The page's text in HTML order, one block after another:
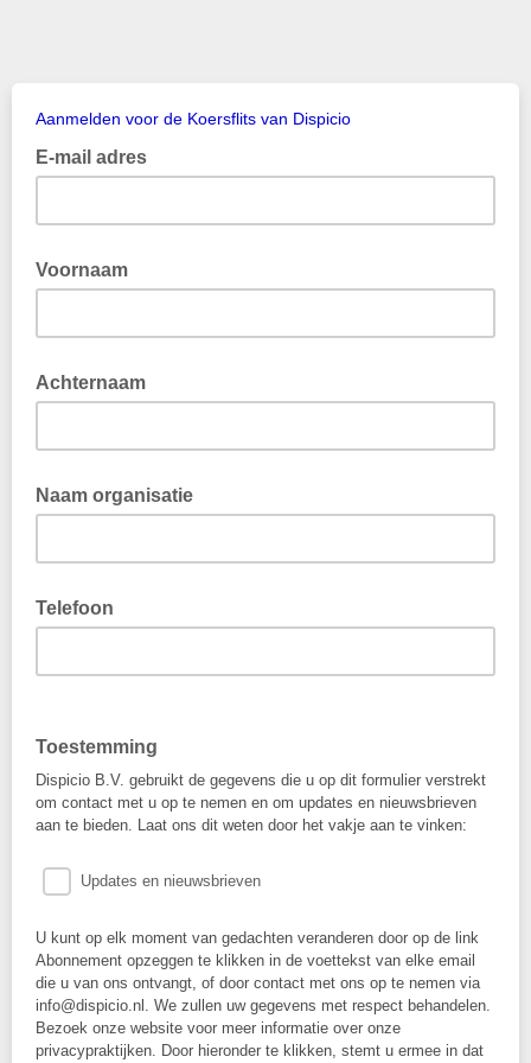
Aanmelden voor de Koersflits van Dispicio
E-mail adres
Voornaam
Achternaam
Naam organisatie
Telefoon
Toestemming
Dispicio B.V. gebruikt de gegevens die u op dit formulier verstrekt
om contact met u op te nemen en om updates en nieuwsbrieven
aan te bieden. Laat ons dit weten door het vakje aan te vinken:
Updates en nieuwsbrieven
U kunt op elk moment van gedachten veranderen door op de link
Abonnement opzeggen te klikken in de voettekst van elke email
die u van ons ontvangt, of door contact met ons op te nemen via
info@dispicio.nl. We zullen uw gegevens met respect behandelen.
Bezoek onze website voor meer informatie over onze
privacypraktijken. Door hieronder te klikken, stemt u ermee in dat